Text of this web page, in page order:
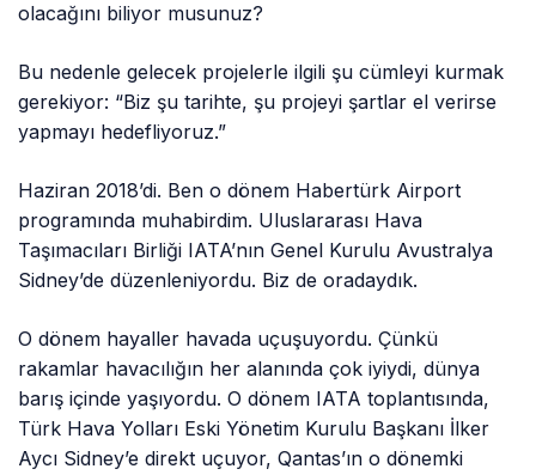
olacağını biliyor musunuz?
Bu nedenle gelecek projelerle ilgili şu cümleyi kurmak
gerekiyor: “Biz şu tarihte, şu projeyi şartlar el verirse
yapmayı hedefliyoruz.”
Haziran 2018’di. Ben o dönem Habertürk Airport
programında muhabirdim. Uluslararası Hava
Taşımacıları Birliği IATA’nın Genel Kurulu Avustralya
Sidney’de düzenleniyordu. Biz de oradaydık.
O dönem hayaller havada uçuşuyordu. Çünkü
rakamlar havacılığın her alanında çok iyiydi, dünya
barış içinde yaşıyordu. O dönem IATA toplantısında,
Türk Hava Yolları Eski Yönetim Kurulu Başkanı İlker
Aycı Sidney’e direkt uçuyor, Qantas’ın o dönemki